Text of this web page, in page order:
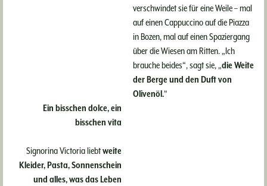
verschwindet sie für eine Weile – mal
auf einen Cappuccino auf die Piazza
in Bozen, mal auf einen Spaziergang
über die Wiesen am Ritten. „Ich
brauche beides“, sagt sie, „die Weite
der Berge und den Duft von
Olivenöl.“
Ein bisschen dolce, ein
bisschen vita
Signorina Victoria liebtweite
Kleider, Pasta, Sonnenschein
und alles, was das Leben
Sommerfrische am
Ritten:
erfunden wurde
Seit über 400 Jahren entfliehen
Menschen am Ritten der
Sommerhitze – und entdecken
dabei eine Art zu reisen, die heute
aktueller ist denn je.